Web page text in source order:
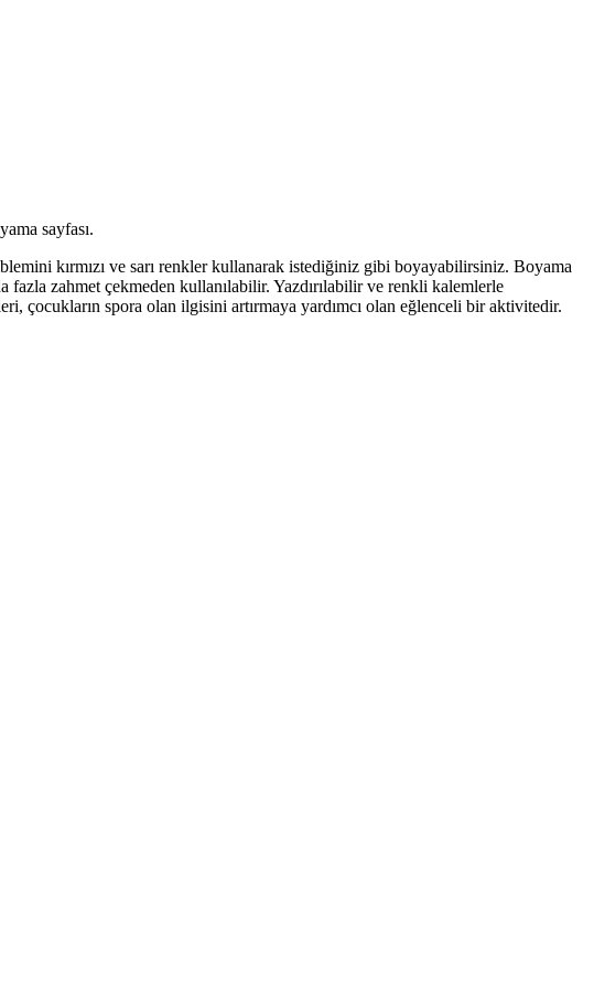
kırmızı ve sarı renkler kullanarak istediğiniz gibi boyayabilirsiniz. Boyama
fazla zahmet çekmeden kullanılabilir. Yazdırılabilir ve renkli kalemlerle
çocukların spora olan ilgisini artırmaya yardımcı olan eğlenceli bir aktivitedir.